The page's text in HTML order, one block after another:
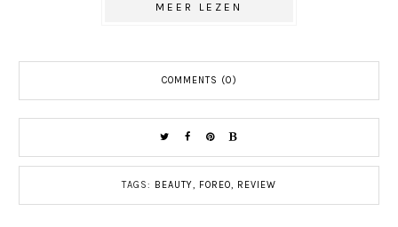
MEER LEZEN
COMMENTS (0)
TAGS: BEAUTY, FOREO, REVIEW